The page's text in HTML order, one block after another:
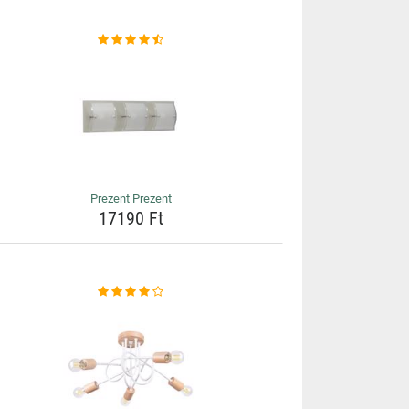
Prezent Prezent
17190 Ft